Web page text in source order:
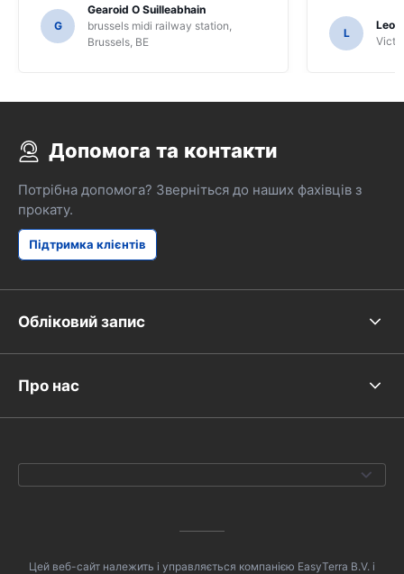
повинні були запитати ряд місцевих
жителів для керівництва і тільки для
цього ми не могли б з'ясовували
G
Gearoid O Suilleabhain
brussels midi railway station,
Brussels, BE
L
Допомога та контакти
Потрібна допомога? Зверніться до наших фахівців з
прокату.
Підтримка клієнтів
Обліковий запис
Про нас
Цей веб-сайт належить і управляється компанією EasyTerra B.V. і